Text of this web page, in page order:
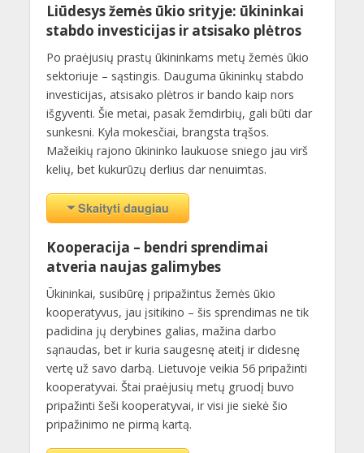
Liūdesys žemės ūkio srityje: ūkininkai
stabdo investicijas ir atsisako plėtros
Po praėjusių prastų ūkininkams metų žemės ūkio
sektoriuje – sąstingis. Dauguma ūkininkų stabdo
investicijas, atsisako plėtros ir bando kaip nors
išgyventi. Šie metai, pasak žemdirbių, gali būti dar
sunkesni. Kyla mokesčiai, brangsta trąšos.
Mažeikių rajono ūkininko laukuose sniego jau virš
kelių, bet kukurūzų derlius dar nenuimtas.
Skaityti daugiau
Kooperacija – bendri sprendimai
atveria naujas galimybes
Ūkininkai, susibūrę į pripažintus žemės ūkio
kooperatyvus, jau įsitikino – šis sprendimas ne tik
padidina jų derybines galias, mažina darbo
sąnaudas, bet ir kuria saugesnę ateitį ir didesnę
vertę už savo darbą. Lietuvoje veikia 56 pripažinti
kooperatyvai. Štai praėjusių metų gruodį buvo
pripažinti šeši kooperatyvai, ir visi jie siekė šio
pripažinimo ne pirmą kartą.